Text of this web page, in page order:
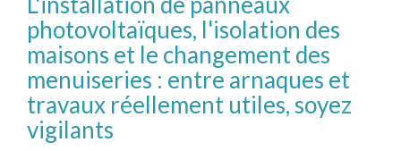
photovoltaïques, l'isolation des
maisons et le changement des
menuiseries : entre arnaques et
travaux réellement utiles, soyez
vigilants